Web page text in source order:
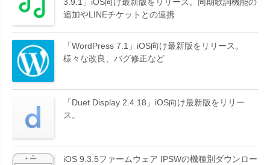
3.9.1」iOS向け最新版をリリース。同期歌詞機能の
追加やLINEチケットとの連携
「WordPress 7.1」iOS向け最新版をリリース。
様々な改良、バグ修正など
「Duet Display 2.4.18」iOS向け最新版をリリー
ス。
iOS 9.3.5ファームウェア IPSWの機種別ダウンロー